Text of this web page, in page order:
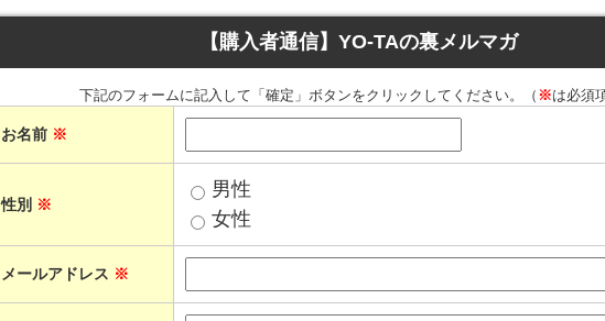
【購入者通信】YO-TAの裏メルマガ
下記のフォームに記入して「確定」ボタンをクリックしてください。（ ※は必須
お名前 ※
性別 ※
男性
女性
メールアドレス ※